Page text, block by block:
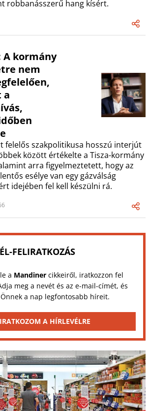
robbanásszerű hang kísért.
A kormány
nem
a
felelős szakpolitikusa hosszú interjút
között értékelte a Tisza-kormány
arra figyelmeztetett, hogy az
esélye van egy gázválság
idejében fel kell készülni rá.
FELIRATKOZÁS
a Mandinercikkeiről, iratkozzon fel
meg a nevét és az e-mail-címét, és
a nap legfontosabb híreit.
A HÍRLEVÉLRE